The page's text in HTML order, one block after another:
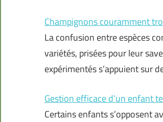
Champignons couramment
La confusion entre espèces
variétés, prisées pour leur
expérimentés s’appuient sur
Gestion efficace d’un enfant
Certains enfants s’opposent